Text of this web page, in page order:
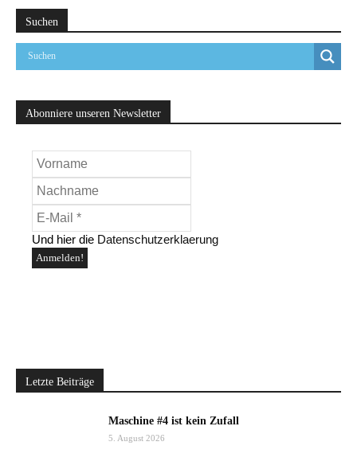
Suchen
Abonniere unseren Newsletter
Und hier die Datenschutzerklaerung
Letzte Beiträge
Maschine #4 ist kein Zufall
5. August 2026